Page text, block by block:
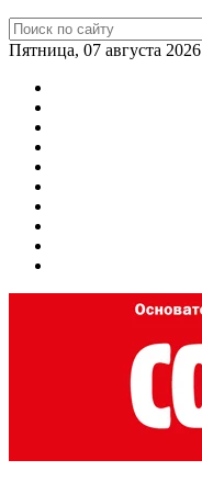
Пятница, 07 августа 2026